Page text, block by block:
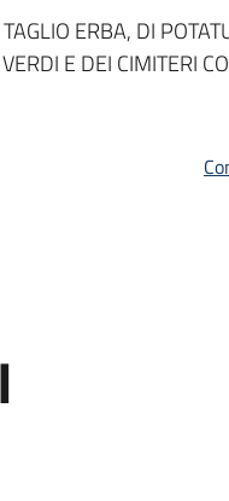
ERBA, DI
E DEI CIMITERI